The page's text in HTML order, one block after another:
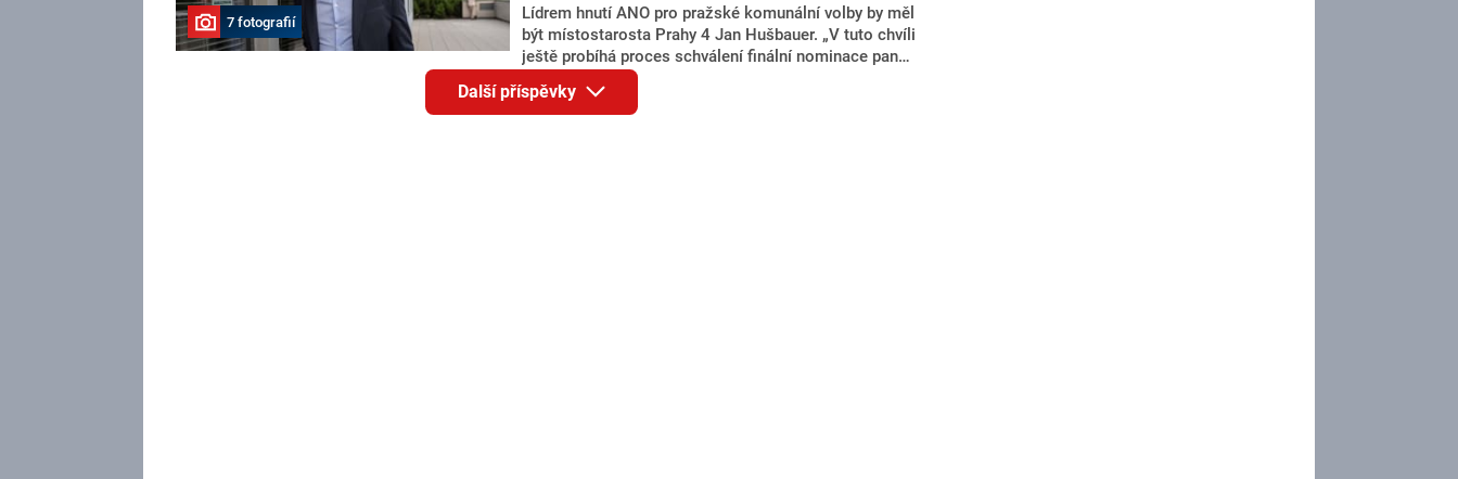
7 fotografií
Lídrem hnutí ANO pro pražské komunální volby by měl
být místostarosta Prahy 4 Jan Hušbauer. „V tuto chvíli
ještě probíhá proces schválení finální nominace pana
Jana Hušbauera Výborem hnutí ANO,“ uvedl pro
redakci místopředseda pražského ANO Martin
Benkovič. O Hušbauerovi se spekulovalo jako o
Další příspěvky